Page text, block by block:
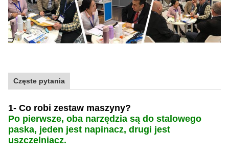
Częste pytania
1- Co robi zestaw maszyny?
Po pierwsze, oba narzędzia są do stalowego
paska, jeden jest napinacz, drugi jest
uszczelniacz.